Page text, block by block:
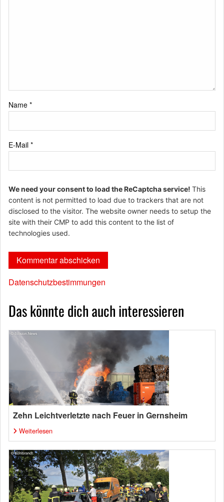
Name *
E-Mail *
We need your consent to load the ReCaptcha service! This
content is not permitted to load due to trackers that are not
disclosed to the visitor. The website owner needs to setup the
site with their CMP to add this content to the list of
technologies used.
Datenschutzbestimmungen
Das könnte dich auch interessieren
Zehn Leichtverletzte nach Feuer in Gernsheim
Weiterlesen